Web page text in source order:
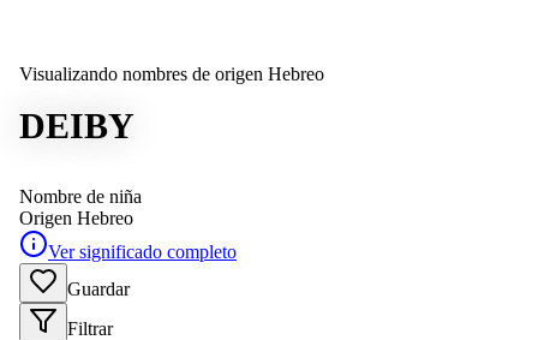
Visualizando nombres de origen Hebreo
DEIBY
Nombre de niña
Origen Hebreo
Ver significado completo
Guardar
Filtrar